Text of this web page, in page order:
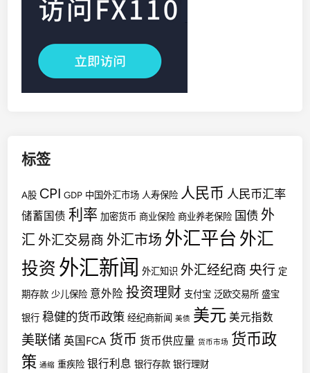
标签
A股 CPI GDP 中国外汇市场 人寿保险 人民币 人民币汇率
储蓄国债 利率 加密货币 商业保险 商业养老保险 国债 外
汇 外汇交易商 外汇市场 外汇平台 外汇
投资 外汇新闻 外汇知识 外汇经纪商 央行 定
期存款 少儿保险 意外险 投资理财 支付宝 泛欧交易所 盛宝
银行 稳健的货币政策 经纪商新闻 美债 美元 美元指数
美联储 英国FCA 货币 货币供应量 货币市场 货币政
策 通缩 重疾险 银行利息 银行存款 银行理财